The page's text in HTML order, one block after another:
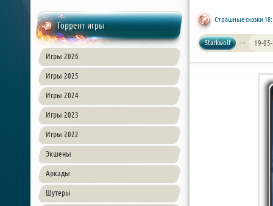
Торрент игры
Игры 2026
Игры 2025
Игры 2024
Игры 2023
Игры 2022
Экшены
Аркады
Шутеры
Страшные сказки
Starkwolf 19-